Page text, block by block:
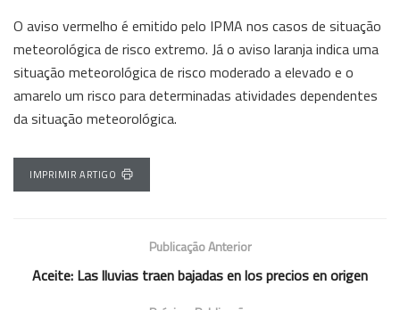
O aviso vermelho é emitido pelo IPMA nos casos de situação
meteorológica de risco extremo. Já o aviso laranja indica uma
situação meteorológica de risco moderado a elevado e o
amarelo um risco para determinadas atividades dependentes
da situação meteorológica.
IMPRIMIR ARTIGO
Publicação Anterior
Aceite: Las lluvias traen bajadas en los precios en origen